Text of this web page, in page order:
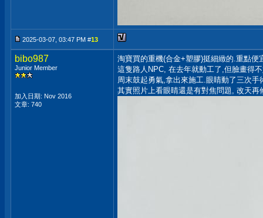
2025-03-07, 03:47 PM #13
bibo987
Junior Member
加入日期: Nov 2016
文章: 740
淘寶買的重機(合金+塑膠)挺細緻的.重點便
這隻路人NPC, 在去年就動工了,但臉畫得
周末鼓起勇氣,拿出來施工.眼睛動了三次
其實照片上看眼睛還是有對焦問題, 改天再